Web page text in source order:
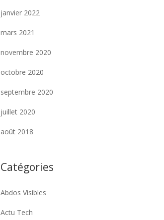
janvier 2022
mars 2021
novembre 2020
octobre 2020
septembre 2020
juillet 2020
août 2018
Catégories
Abdos Visibles
Actu Tech